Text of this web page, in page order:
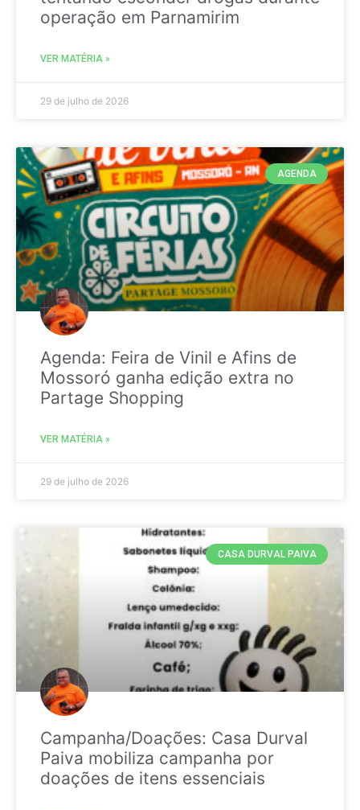
operação em Parnamirim
VER MATÉRIA »
29 de julho de 2026
AGENDA
Agenda: Feira de Vinil e Afins de
Mossoró ganha edição extra no
Partage Shopping
VER MATÉRIA »
29 de julho de 2026
CASA DURVAL PAIVA
Campanha/Doações: Casa Durval
Paiva mobiliza campanha por
doações de itens essenciais